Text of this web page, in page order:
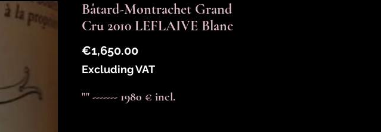
Bâtard-Montrachet Grand
Cru 2010 LEFLAIVE Blanc
€1,650.00Price
Excluding VAT
"" ------- 1980 € incl.